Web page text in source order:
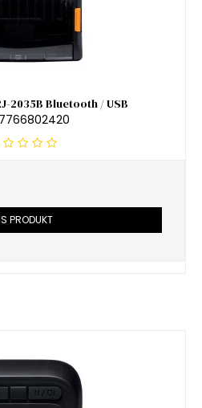
2035B Bluetooth / USB
PRODUKT